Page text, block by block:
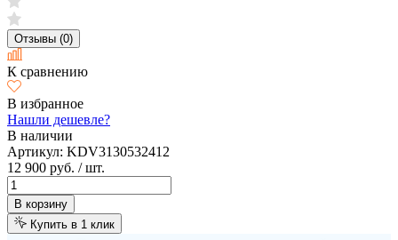
Отзывы (0)
К сравнению
В избранное
Нашли дешевле?
В наличии
Артикул: KDV3130532412
12 900 руб. / шт.
В корзину
Купить в 1 клик